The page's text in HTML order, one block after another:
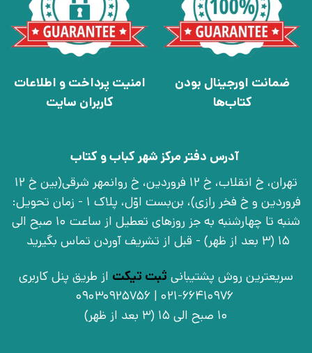
ضمانت اورجینال بودن
کتاب‌ها
امنیت پرداخت و اطلاعات
کاربران سایت
آدرس دفتر مرکز شهر کباب و کتاب
تهران، خ انقلاب، خ 12 فروردین، خ روانمهر شرقی(بین خ 12
فروردین و خ فخر رازی)، بن‌بست اوّل، پلاک 1 - زمان تحویل:
شنبه تا چهارشنبه به جز روزهای تعطیل از ساعت 10 صبح الی
15 (3 بعد از ظهر) - قبل از تشریف آوردن تماس بگیرید
سریعترین روش پشتیبانی ثبت تیکت از طریق پنل کاربری
021-66410976 | 09030925756
10 صبح الی 15 (3 بعد از ظهر)